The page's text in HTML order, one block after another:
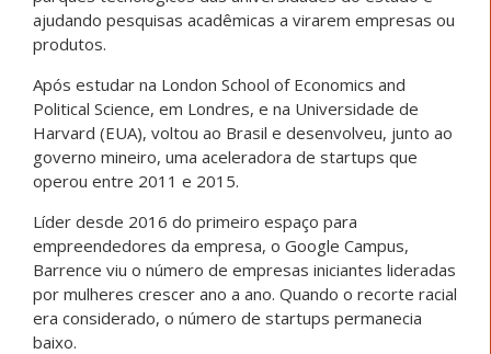
ajudando pesquisas acadêmicas a virarem empresas ou
produtos.
Após estudar na London School of Economics and
Political Science, em Londres, e na Universidade de
Harvard (EUA), voltou ao Brasil e desenvolveu, junto ao
governo mineiro, uma aceleradora de startups que
operou entre 2011 e 2015.
Líder desde 2016 do primeiro espaço para
empreendedores da empresa, o Google Campus,
Barrence viu o número de empresas iniciantes lideradas
por mulheres crescer ano a ano. Quando o recorte racial
era considerado, o número de startups permanecia
baixo.